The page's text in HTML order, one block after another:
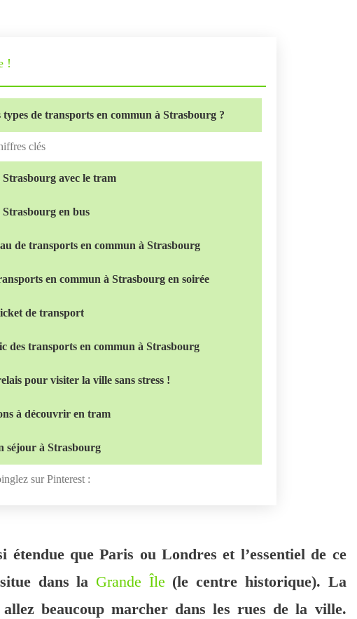
!
types de transports en commun à Strasbourg ?
clés
Strasbourg avec le tram
Strasbourg en bus
de transports en commun à Strasbourg
en commun à Strasbourg en soirée
de transport
des transports en commun à Strasbourg
pour visiter la ville sans stress !
à découvrir en tram
séjour à Strasbourg
sur Pinterest :
étendue que Paris ou Londres et l’essentiel de ce
dans la Grande Île (le centre historique). La
beaucoup marcher dans les rues de la ville.